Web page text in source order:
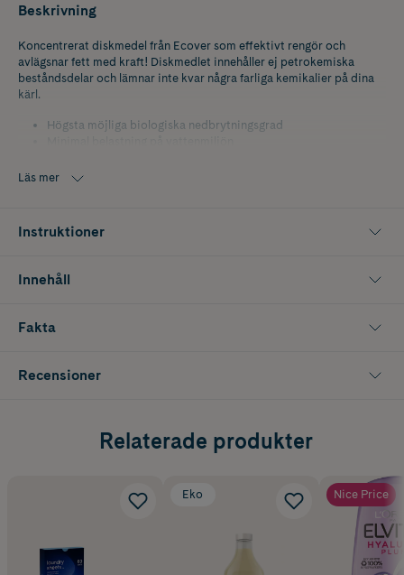
Beskrivning
Koncentrerat diskmedel från Ecover som effektivt rengör och
avlägsnar fett med kraft! Diskmedlet innehåller ej petrokemiska
beståndsdelar och lämnar inte kvar några farliga kemikalier på dina
kärl.
Högsta möjliga biologiska nedbrytningsgrad
Svanenmärkt
Läs mer
Instruktioner
Innehåll
Fakta
Recensioner
Relaterade produkter
Eko Nice Price